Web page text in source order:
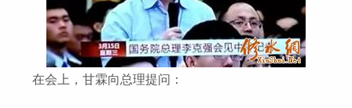
在会上，甘霖向总理提问：